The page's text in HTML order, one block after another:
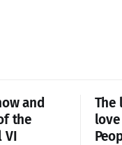
and
the
VI
The